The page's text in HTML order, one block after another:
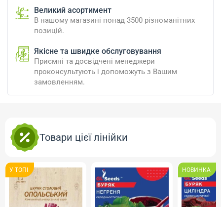
Великий асортимент
В нашому магазині понад 3500 різноманітних
позицій.
Якісне та швидке обслуговування
Приємні та досвідчені менеджери
проконсультують і допоможуть з Вашим
замовленням.
Товари цієї лінійки
У ТОПI НОВИНКА